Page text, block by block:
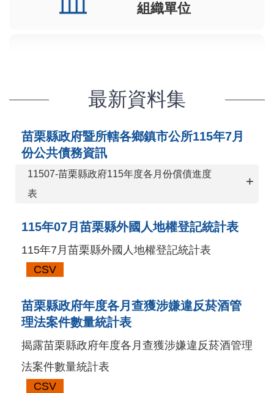
組織單位
最新資料集
苗栗縣政府暨所轄各鄉鎮市公所115年7月
份公共債務資訊
11507-苗栗縣政府115年度各月份償債進度
表
+
115年07月苗栗縣外國人地權登記統計表
115年7月苗栗縣外國人地權登記統計表
CSV
苗栗縣政府年度各月查獲涉嫌違反菸酒管
理法案件數量統計表
揭露苗栗縣政府年度各月查獲涉嫌違反菸酒管理
法案件數量統計表
CSV